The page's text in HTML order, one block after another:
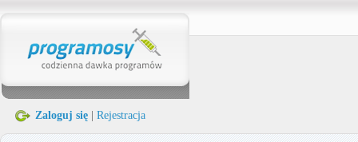
Zaloguj się Rejestracja